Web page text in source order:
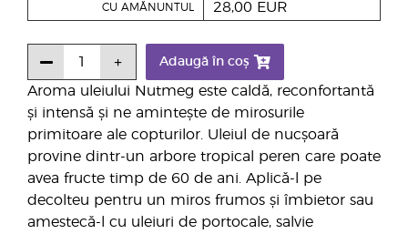
Aroma uleiului Nutmeg este caldă, reconfortantă
și intensă și ne amintește de mirosurile
primitoare ale copturilor. Uleiul de nucșoară
provine dintr-un arbore tropical peren care poate
avea fructe timp de 60 de ani. Aplică-l pe
decolteu pentru un miros frumos și îmbietor sau
amestecă-l cu uleiuri de portocale, salvie
CU AMĂNUNTUL 28,00 EUR
Adaugă în coș